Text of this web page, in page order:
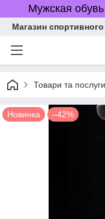
Мужская
Магазин спортивного
Товари та послуги
Новинка –42%